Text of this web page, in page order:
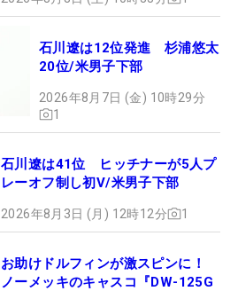
石川遼は12位発進 杉浦悠太
20位/米男子下部
2026年8月7日 (金) 10時29分
1
石川遼は41位 ヒッチナーが5人プ
レーオフ制し初V/米男子下部
2026年8月3日 (月) 12時12分 1
お助けドルフィンが激スピンに！
ノーメッキのキャスコ『DW-125G